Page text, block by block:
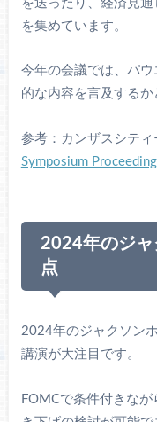
を送ったり、経済見
を集めています。
今年の会議では、パ
的な内容を言及するか
参考：カンザスシティ
Symposium
2024年のジャ
点
2024年のジャクソン
講演が大注目です。
FOMCで条件付きなが